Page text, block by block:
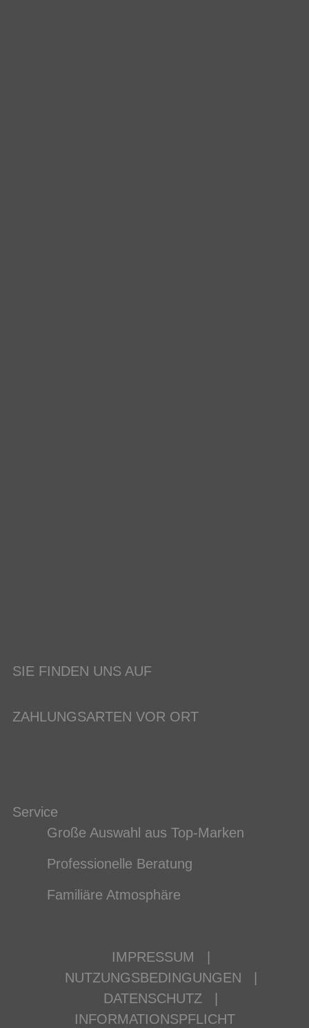
SIE FINDEN UNS AUF
ZAHLUNGSARTEN VOR ORT
Service
Große Auswahl aus Top-Marken
Professionelle Beratung
Familiäre Atmosphäre
IMPRESSUM
NUTZUNGSBEDINGUNGEN
DATENSCHUTZ
INFORMATIONSPFLICHT